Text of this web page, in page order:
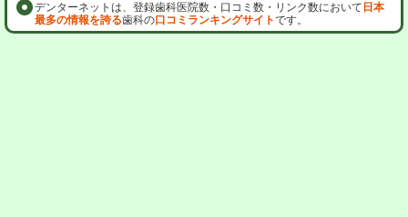
デンターネットは、登録歯科医院数・口コミ数・リンク数において 日本
最多の情報を誇る歯科の口コミランキングサイトです。